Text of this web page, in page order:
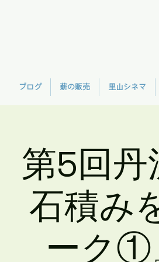
ブログ 薪の販売 里山シネマ
第5回丹
石積み
ーク①